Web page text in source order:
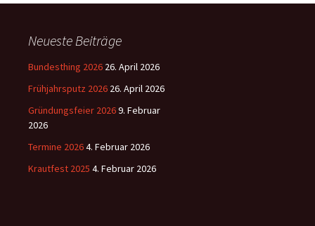
Neueste Beiträge
Bundesthing 2026 26. April 2026
Frühjahrsputz 2026 26. April 2026
Gründungsfeier 20269. Februar
2026
Termine 20264. Februar 2026
Krautfest 2025 4. Februar 2026